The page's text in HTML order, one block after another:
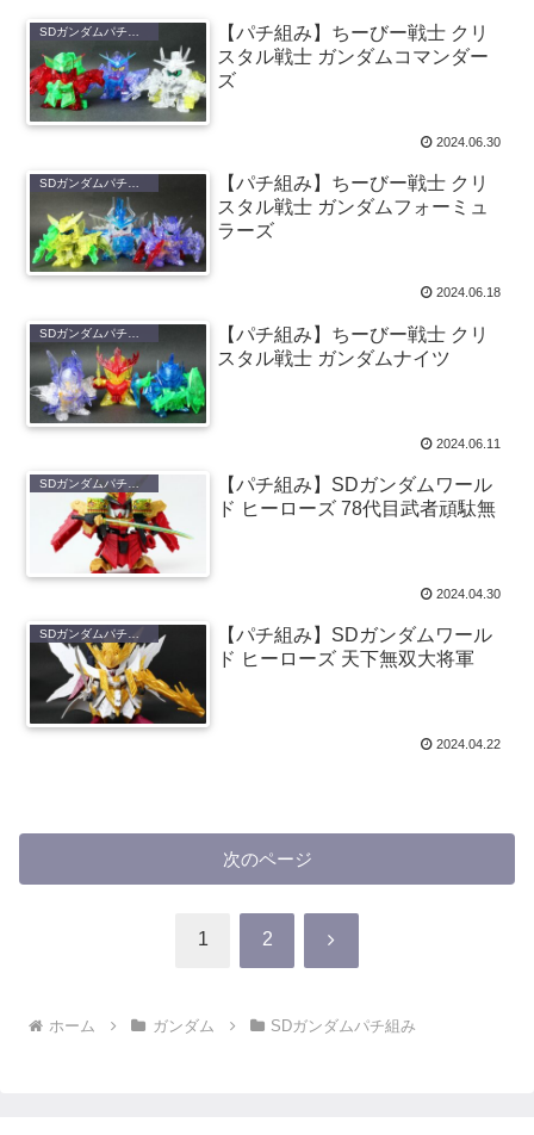
【パチ組み】ちーびー戦士 クリ
スタル戦士 ガンダムコマンダー
ズ
2024.06.30
【パチ組み】ちーびー戦士 クリ
スタル戦士 ガンダムフォーミュ
ラーズ
2024.06.18
【パチ組み】ちーびー戦士 クリ
スタル戦士 ガンダムナイツ
2024.06.11
【パチ組み】SDガンダムワール
ド ヒーローズ 78代目武者頑駄無
2024.04.30
SDガンダムパチ組み
【パチ組み】SDガンダムワール
ド ヒーローズ 天下無双大将軍
2024.04.22
次のページ
1 2 次
ホーム ガンダム SDガンダムパチ組み